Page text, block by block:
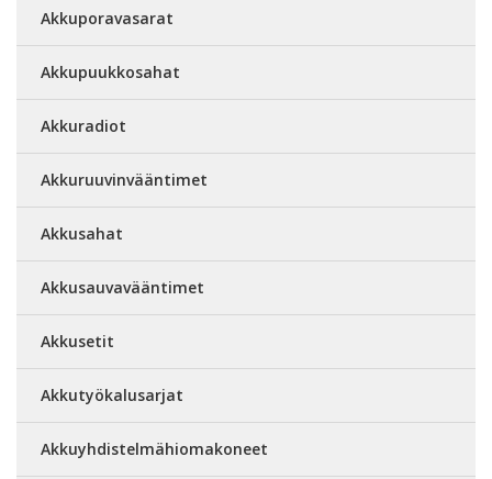
Akkuporavasarat
Akkupuukkosahat
Akkuradiot
Akkuruuvinvääntimet
Akkusahat
Akkusauvavääntimet
Akkusetit
Akkutyökalusarjat
Akkuyhdistelmähiomakoneet